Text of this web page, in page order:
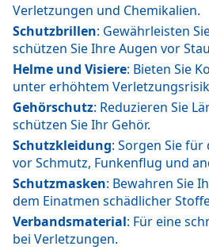
Verletzungen und Chemikalien.
Schutzbrillen: Gewährleisten
schützen Sie Ihre Augen vor
Helme und Visiere: Bieten Sie
unter erhöhtem
Gehörschutz: Reduzieren Sie
schützen Sie Ihr Gehör.
Schutzkleidung: Sorgen Sie
vor Schmutz, Funkenflug und
Schutzmasken: Bewahren Sie
dem Einatmen schädlicher
Verbandsmaterial: Für eine
bei Verletzungen.